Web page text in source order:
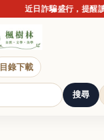
近日詐騙盛行，提醒讀
目錄下載
搜尋